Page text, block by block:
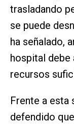
trasladando
se puede
ha señalado,
hospital debe
recursos
Frente a esta
defendido